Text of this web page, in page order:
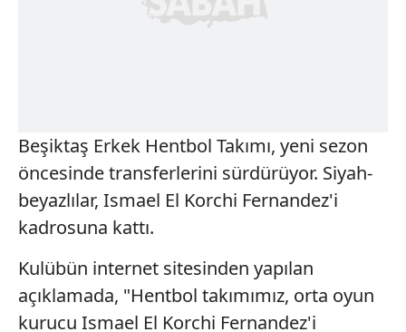
Beşiktaş Erkek Hentbol Takımı, yeni sezon
öncesinde transferlerini sürdürüyor. Siyah-
beyazlılar, Ismael El Korchi Fernandez'i
kadrosuna kattı.
Kulübün internet sitesinden yapılan
açıklamada, "Hentbol takımımız, orta oyun
kurucu Ismael El Korchi Fernandez'i